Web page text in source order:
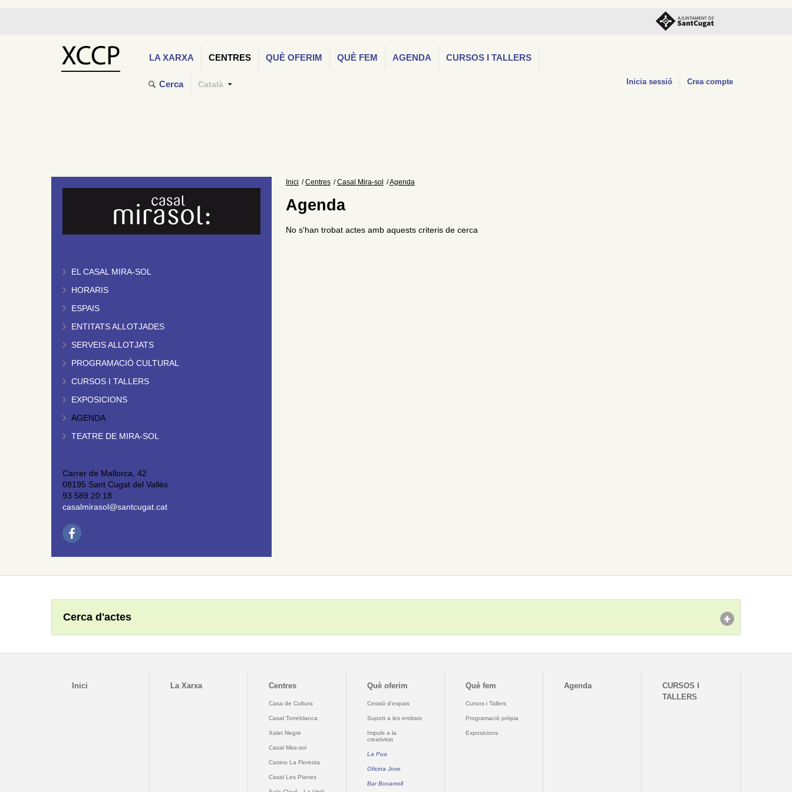
LA XARXA CENTRES QUÈ OFERIM QUÈ FEM AGENDA CURSOS I TALLERS
Cerca Català Inicia sessió Crea compte
EL CASAL MIRA-SOL
HORARIS
ESPAIS
ENTITATS ALLOTJADES
SERVEIS ALLOTJATS
PROGRAMACIÓ CULTURAL
CURSOS I TALLERS
EXPOSICIONS
AGENDA
TEATRE DE MIRA-SOL
Carrer de Mallorca, 42
08195 Sant Cugat del Vallès
93 589 20 18
casalmirasol@santcugat.cat
Inici Centres Casal Mira-sol Agenda
Agenda
No s'han trobat actes amb aquests criteris de cerca
Cerca d'actes
Inici La Xarxa Centres
Casa de Cultura
Casal Torreblanca
Xalet Negre
Casal Mira-sol
Casino La Floresta
Casal Les Planes
Què oferim
Cessió d'espais
Suport a les entitats
Impuls a la
creativitat
La Pua
Oficina Jove
Bar Bocamoll
Què fem
Cursos i Tallers
Programació pròpia
Exposicions
Agenda
CURSOS I
TALLERS